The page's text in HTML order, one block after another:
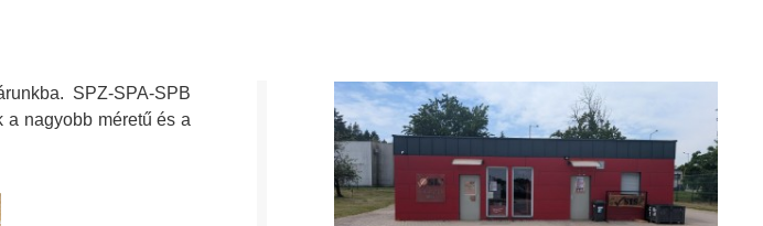
SPZ-SPA-SPB
a nagyobb méretű és a